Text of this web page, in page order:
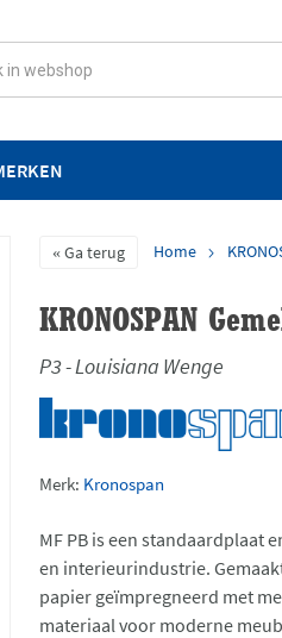
Ga terug Home
KRONOSPAN
P3 - Louisiana Wenge
Merk: Kronospan
MF PB is een standaardplaat
en interieurindustrie.
papier geïmpregneerd met
materiaal voor moderne